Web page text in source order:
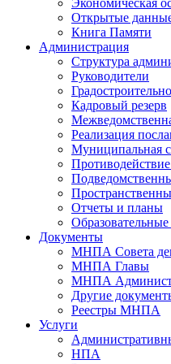
Экономическая
Открытые
Книга Памяти
Администрация
Структура
Руководители
Кадровый резерв
Реализация
Муниципальная
Отчеты и планы
Документы
МНПА Совета
МНПА Главы
МНПА
Другие
Реестры МНПА
Услуги
НПА